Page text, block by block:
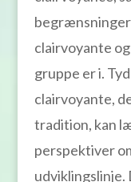
begrænsninger
clairvoyante
gruppe er i.
clairvoyante,
tradition, kan
perspektiver
udviklingslinje.